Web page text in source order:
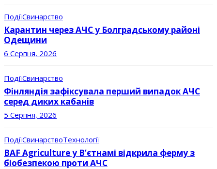
ПодіїСвинарство
Карантин через АЧС у Болградському районі
Одещини
6 Серпня, 2026
ПодіїСвинарство
Фінляндія зафіксувала перший випадок АЧС
серед диких кабанів
5 Серпня, 2026
ПодіїСвинарствоТехнології
BAF Agriculture у В’єтнамі відкрила ферму з
біобезпекою проти АЧС